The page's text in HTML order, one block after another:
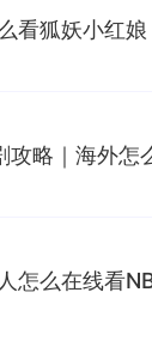
看狐妖小红娘
攻略｜海外怎
怎么在线看